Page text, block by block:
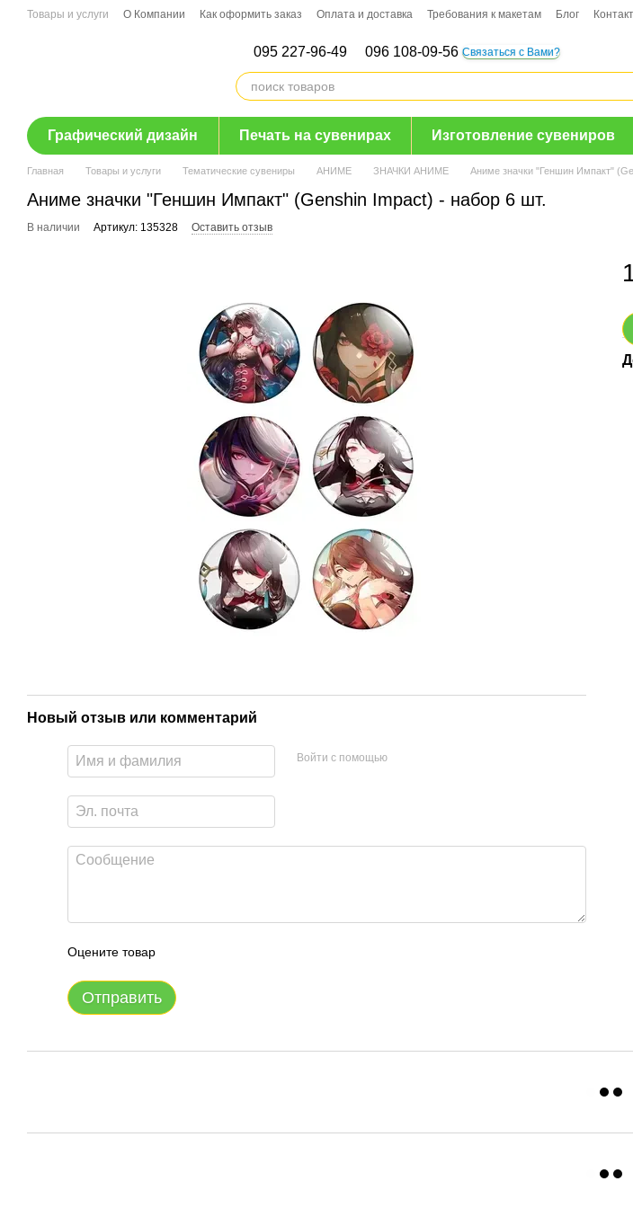
Перейти к основному контенту
Товары и услуги О Компании Как оформить заказ Оплата и доставка Требования к макетам Блог
095 227-96-49 096 108-09-56 Связаться с Вами?
Графический дизайн Печать на сувенирах Изготовление сувениров
Главная Товары и услуги Тематические сувениры АНИМЕ ЗНАЧКИ АНИМЕ Аниме значки "Геншин Импакт"
Аниме значки "Геншин Импакт" (Genshin Impact) - набор 6 шт.
В наличии Артикул: 135328 Оставить отзыв
Новый отзыв или комментарий
Войти с помощью
Оцените товар
Отправить